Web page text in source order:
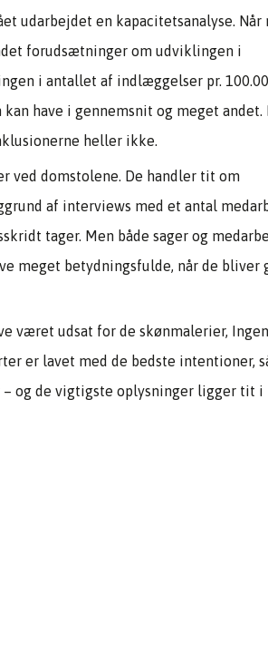
udarbejdet en kapacitetsanalyse. Når
forudsætninger om udviklingen i
i antallet af indlæggelser pr.
have i gennemsnit og meget andet.
heller ikke.
ved domstolene. De handler tit om
af interviews med et antal
tager. Men både sager og
meget betydningsfulde, når de bliver
været udsat for de skønmalerier,
er lavet med de bedste intentioner,
og de vigtigste oplysninger ligger tit i